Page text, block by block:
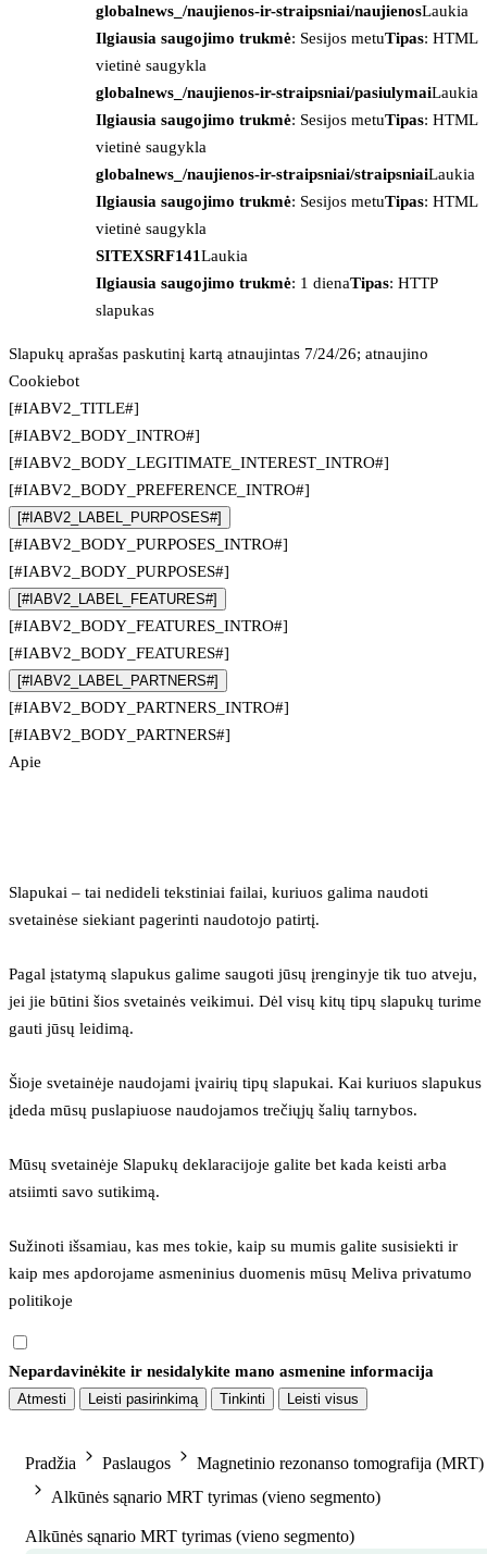
globalnews_/naujienos-ir-straipsniai/naujienosLaukia
Ilgiausia saugojimo trukmė: Sesijos metuTipas: HTML
vietinė saugykla
globalnews_/naujienos-ir-straipsniai/pasiulymaiLaukia
Ilgiausia saugojimo trukmė: Sesijos metuTipas: HTML
vietinė saugykla
globalnews_/naujienos-ir-straipsniai/straipsniaiLaukia
Ilgiausia saugojimo trukmė: Sesijos metuTipas: HTML
vietinė saugykla
SITEXSRF141Laukia
Ilgiausia saugojimo trukmė: 1 dienaTipas: HTTP
slapukas
Slapukų aprašas paskutinį kartą atnaujintas 7/24/26; atnaujino
Cookiebot
[#IABV2_TITLE#]
[#IABV2_BODY_INTRO#]
[#IABV2_BODY_LEGITIMATE_INTEREST_INTRO#]
[#IABV2_BODY_PREFERENCE_INTRO#]
[#IABV2_LABEL_PURPOSES#]
[#IABV2_BODY_PURPOSES_INTRO#]
[#IABV2_BODY_PURPOSES#]
[#IABV2_LABEL_FEATURES#]
[#IABV2_BODY_FEATURES_INTRO#]
[#IABV2_BODY_FEATURES#]
[#IABV2_LABEL_PARTNERS#]
[#IABV2_BODY_PARTNERS_INTRO#]
[#IABV2_BODY_PARTNERS#]
Apie
Slapukai – tai nedideli tekstiniai failai, kuriuos galima naudoti
svetainėse siekiant pagerinti naudotojo patirtį.
Pagal įstatymą slapukus galime saugoti jūsų įrenginyje tik tuo atveju,
jei jie būtini šios svetainės veikimui. Dėl visų kitų tipų slapukų turime
gauti jūsų leidimą.
Šioje svetainėje naudojami įvairių tipų slapukai. Kai kuriuos slapukus
įdeda mūsų puslapiuose naudojamos trečiųjų šalių tarnybos.
Mūsų svetainėje Slapukų deklaracijoje galite bet kada keisti arba
atsiimti savo sutikimą.
Sužinoti išsamiau, kas mes tokie, kaip su mumis galite susisiekti ir
kaip mes apdorojame asmeninius duomenis mūsų Meliva privatumo
politikoje
Nepardavinėkite ir nesidalykite mano asmenine informacija
Atmesti Leisti pasirinkimą Tinkinti Leisti visus
Pradžia Paslaugos
Magnetinio rezonanso tomografija (MRT)
Alkūnės sąnario MRT tyrimas (vieno segmento)
Alkūnės sąnario MRT tyrimas (vieno segmento)